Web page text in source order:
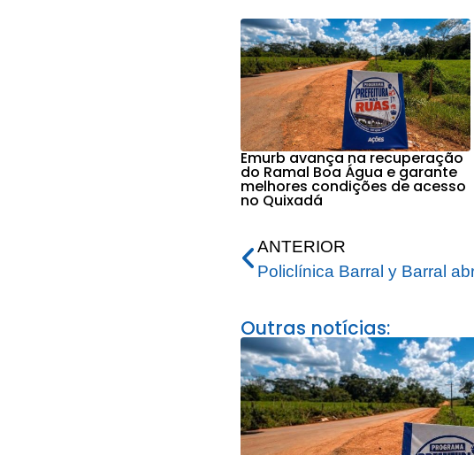
Emurb avança na recuperação
do Ramal Boa Água e garante
melhores condições de acesso
no Quixadá
ANTERIOR
Outras notícias: